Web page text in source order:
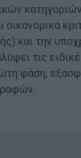
και την
τις
φάση,